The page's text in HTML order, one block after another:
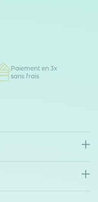
Paiement en 3x
sans frais